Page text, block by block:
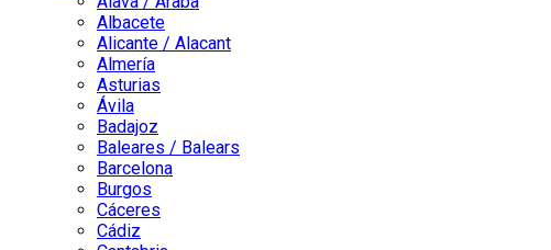
Albacete
Alicante / Alacant
Almería
Asturias
Ávila
Badajoz
Baleares / Balears
Barcelona
Burgos
Cáceres
Cádiz